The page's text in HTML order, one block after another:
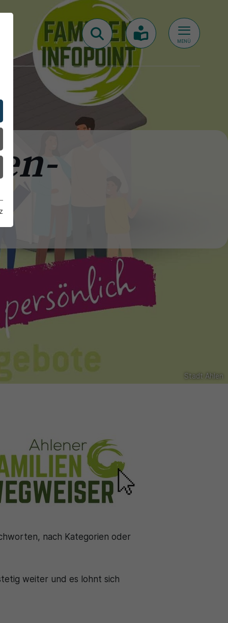
MENÜ
Stadt Ahlen
nach Kategorien oder
weiter und es lohnt sich